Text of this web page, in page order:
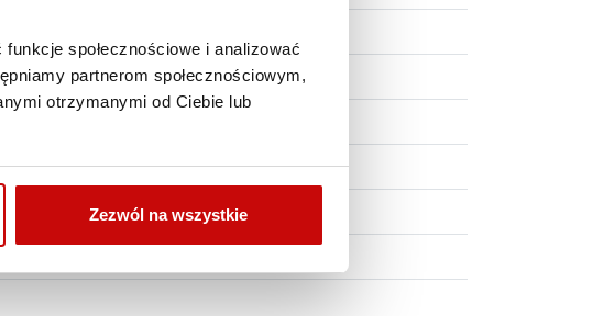
społecznościowe i analizować
partnerom społecznościowym,
otrzymanymi od Ciebie lub
Zezwól na wszystkie